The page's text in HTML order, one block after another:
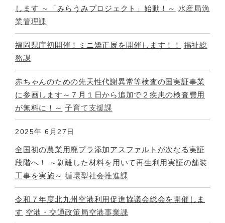
します ～「みらうみプロジェクト」始動！～ 水産局漁
業管理課
福岡県庁初開催！ミニ矯正展を開催します！！
福祉総
務課
赤ちゃんのための先天性代謝異常等検査の国実証事業
に参画します～７月１日から追加で２疾患の検査費用
が無料に！～ 子育て支援課
2025年 6月27日
全国初の農業用廃プラ添加アスファルトが次なる実証
段階へ！ ～剝離した材料を用いて再生利用実証の舗装
工事を実施～ 循環型社会推進課
令和７年度北九州空港利用促進協議会総会を開催しま
す 空港・交通政策局空港事業課